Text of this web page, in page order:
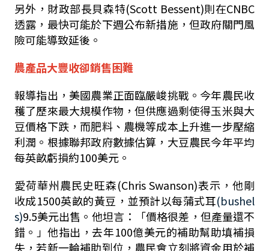
另外， 財政部長貝森特(Scott Bessent)則在CNBC
透露，最快可能於下週公布新措施，但政府關門風
險可能導致延後。
農產品大豐收卻銷售困難
報導指出，美國農業正面臨嚴峻挑戰。今年農民收
穫了歷來最大規模作物，但供應過剩使得玉米與大
豆價格下跌，而肥料、農機等成本上升進一步壓縮
利潤。根據聯邦政府數據估算，大豆農民今年平均
每英畝虧損約100美元。
愛荷華州農民史旺森(Chris Swanson)表示，他剛
收成1500英畝的黃豆，並預計以每蒲式耳(bushel
s)9.5美元出售。他坦言：「價格很差，但產量還不
錯。」他指出，去年100億美元的補助幫助填補損
失，若新一輪補助到位，農民會立刻將資金用於補